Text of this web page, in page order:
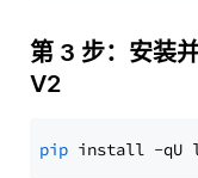
第 3 步：安装
V2
pip